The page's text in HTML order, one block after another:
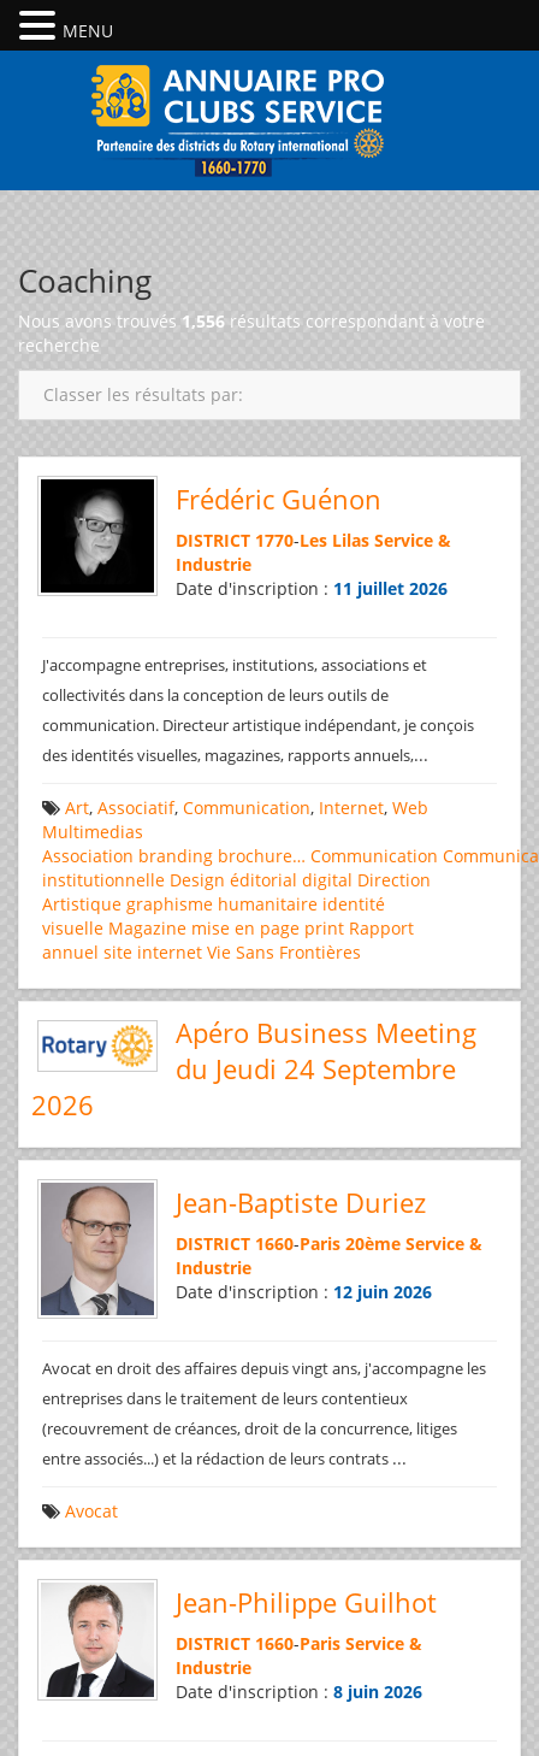
Coaching
Nous avons trouvés 1,556 résultats correspondant à votre
recherche
Classer les résultats par:
Frédéric Guénon
DISTRICT 1770-Les Lilas Service &
Industrie
Date d'inscription : 11 juillet 2026
J'accompagne entreprises, institutions, associations et
collectivités dans la conception de leurs outils de
communication. Directeur artistique indépendant, je conçois
des identités visuelles, magazines, rapports annuels,...
Art, Associatif, Communication, Internet, Web
Multimedias
Association branding brochure… Communication
institutionnelle Design éditorial digital Direction
Artistique graphisme humanitaire identité
visuelle Magazine mise en page print Rapport
annuel site internet Vie Sans Frontières
Apéro Business Meeting
du Jeudi 24 Septembre
2026
Jean-Baptiste Duriez
DISTRICT 1660-Paris 20ème Service &
Industrie
Date d'inscription : 12 juin 2026
Avocat en droit des affaires depuis vingt ans, j'accompagne les
entreprises dans le traitement de leurs contentieux
(recouvrement de créances, droit de la concurrence, litiges
entre associés...) et la rédaction de leurs contrats ...
Avocat
Jean-Philippe Guilhot
DISTRICT 1660-Paris Service &
Industrie
Date d'inscription : 8 juin 2026
MENU